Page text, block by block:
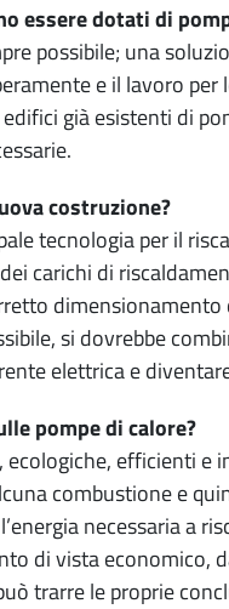
essere dotati di
possibile; una
e il lavoro
già esistenti di
costruzione?
tecnologia per il
carichi di
si dovrebbe
elettrica e
pompe di calore?
efficienti e
combustione e
necessaria a
di vista economico,
trarre le proprie